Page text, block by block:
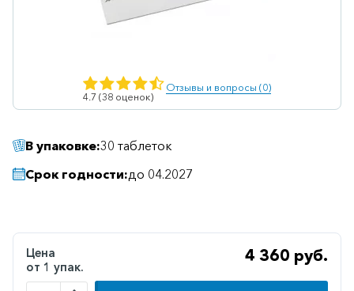
Ветеринарные
Гематологические
Гинекология
Гомеопатические
Диабетические
4.7 (38 оценок)
Отзывы и вопросы (0)
В упаковке:30 таблеток
Срок годности:до 04.2027
Цена
от 1 упак.
4 360 руб.